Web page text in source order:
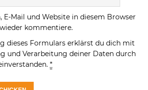
E-Mail und Website in diesem Browser
kommentiere.
dieses Formulars erklärst du dich mit
und Verarbeitung deiner Daten durch
*